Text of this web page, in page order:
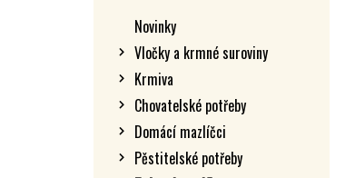
Novinky
Vločky a krmné suroviny
Krmiva
Chovatelské potřeby
Domácí mazlíčci
Pěstitelské potřeby